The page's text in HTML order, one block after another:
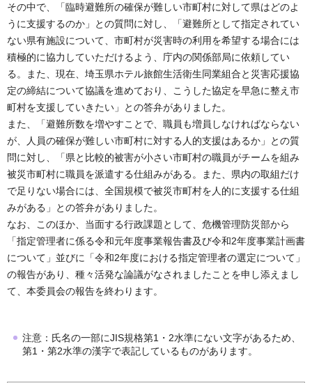
その中で、「臨時避難所の確保が難しい市町村に対して県はどのよ
うに支援するのか」との質問に対し、「避難所として指定されてい
ない県有施設について、市町村が災害時の利用を希望する場合には
積極的に協力していただけるよう、庁内の関係部局に依頼してい
る。また、現在、埼玉県ホテル旅館生活衛生同業組合と災害応援協
定の締結について協議を進めており、こうした協定を早急に整え市
町村を支援していきたい」との答弁がありました。
また、「避難所数を増やすことで、職員も増員しなければならない
が、人員の確保が難しい市町村に対する人的支援はあるか」との質
問に対し、「県と比較的被害が小さい市町村の職員がチームを組み
被災市町村に職員を派遣する仕組みがある。また、県内の取組だけ
で足りない場合には、全国規模で被災市町村を人的に支援する仕組
みがある」との答弁がありました。
なお、このほか、当面する行政課題として、危機管理防災部から
「指定管理者に係る令和元年度事業報告書及び令和2年度事業計画書
について」並びに「令和2年度における指定管理者の選定について」
の報告があり、種々活発な論議がなされましたことを申し添えまし
て、本委員会の報告を終わります。
注意：氏名の一部にJIS規格第1・2水準にない文字があるため、
第1・第2水準の漢字で表記しているものがあります。